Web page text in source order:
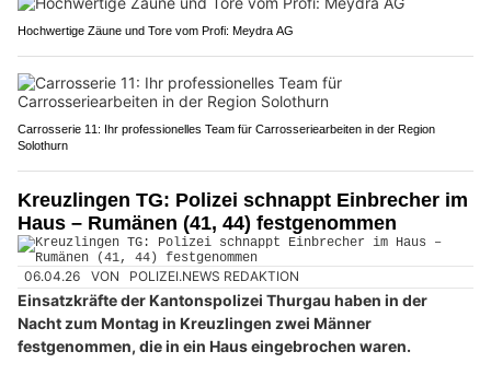
Hochwertige Zäune und Tore vom Profi: Meydra AG
Carrosserie 11: Ihr professionelles Team für Carrosseriearbeiten in der Region
Solothurn
Kreuzlingen TG: Polizei schnappt Einbrecher im
Haus – Rumänen (41, 44) festgenommen
06.04.26 VON POLIZEI.NEWS REDAKTION
Einsatzkräfte der Kantonspolizei Thurgau haben in der
Nacht zum Montag in Kreuzlingen zwei Männer
festgenommen, die in ein Haus eingebrochen waren.